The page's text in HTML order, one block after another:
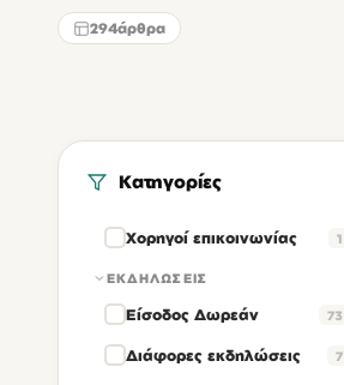
294άρθρα
Κατηγορίες
Χορηγοί επικοινωνίας 1
ΕΚΔΗΛΏΣΕΙΣ
Είσοδος Δωρεάν 73
Διάφορες εκδηλώσεις 7